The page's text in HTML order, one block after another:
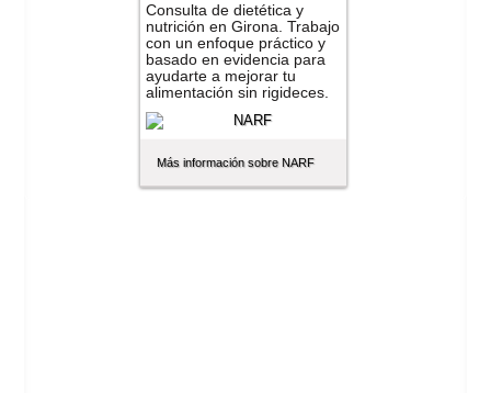
Consulta de dietética y
nutrición en Girona. Trabajo
con un enfoque práctico y
basado en evidencia para
ayudarte a mejorar tu
alimentación sin rigideces.
Más información sobre NARF